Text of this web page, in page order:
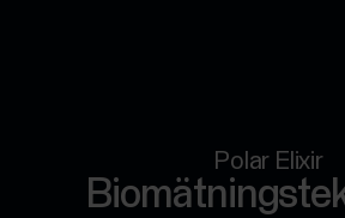
Polar Elixir